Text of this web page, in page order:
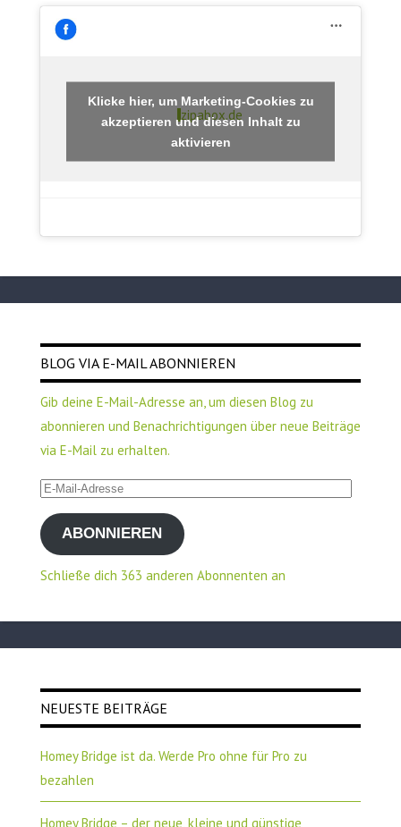
zipabox.de
Klicke hier, um Marketing-Cookies zu
akzeptieren und diesen Inhalt zu
aktivieren
BLOG VIA E-MAIL ABONNIEREN
Gib deine E-Mail-Adresse an, um diesen Blog zu
abonnieren und Benachrichtigungen über neue Beiträge
via E-Mail zu erhalten.
E-
Mail-
AdresseABONNIEREN
Schließe dich 363 anderen Abonnenten an
NEUESTE BEITRÄGE
Homey Bridge ist da. Werde Pro ohne für Pro zu
bezahlen
Homey Bridge – der neue, kleine und günstige